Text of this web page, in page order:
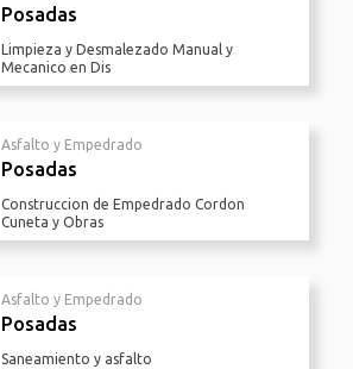
Posadas
Limpieza y Desmalezado Manual y
Mecanico en Dis
Asfalto y Empedrado
Posadas
Construccion de Empedrado Cordon
Cuneta y Obras
Asfalto y Empedrado
Posadas
Saneamiento y asfalto